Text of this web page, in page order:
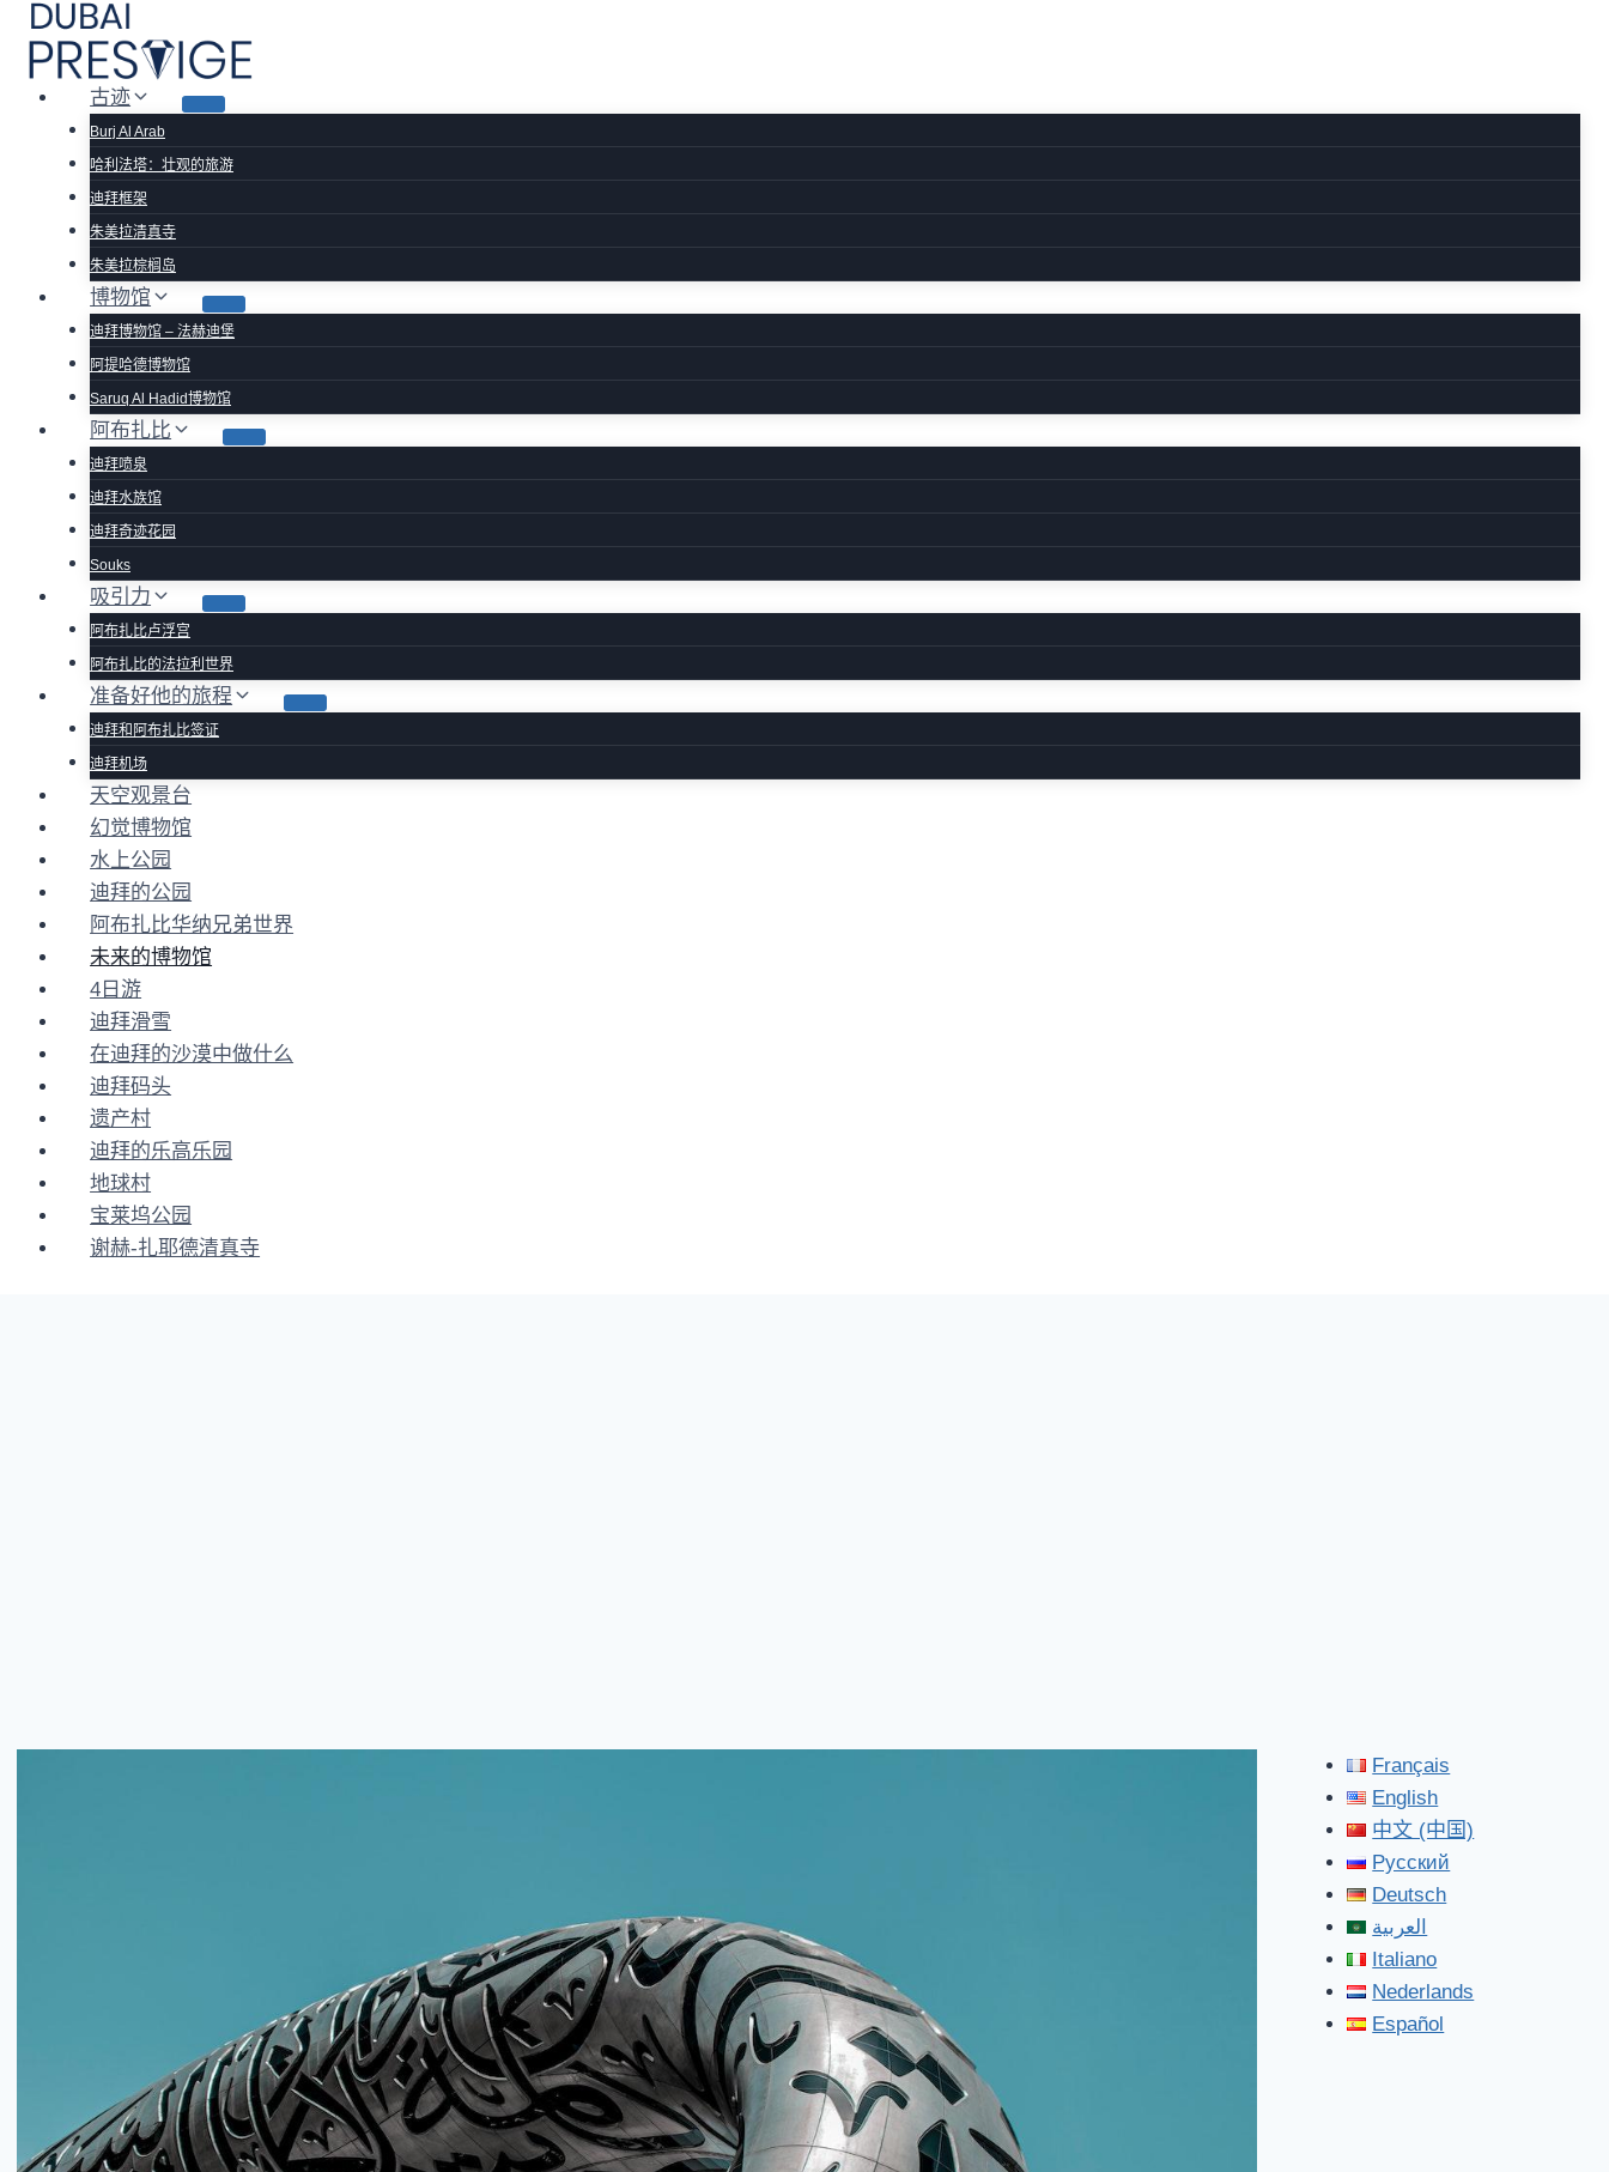
古迹
Burj Al Arab
哈利法塔：壮观的旅游
迪拜框架
朱美拉清真寺
朱美拉棕榈岛
博物馆
迪拜博物馆 – 法赫迪堡
阿提哈德博物馆
Saruq Al Hadid博物馆
阿布扎比
迪拜喷泉
迪拜水族馆
迪拜奇迹花园
Souks
吸引力
阿布扎比卢浮宫
阿布扎比的法拉利世界
准备好他的旅程
迪拜和阿布扎比签证
迪拜机场
天空观景台
幻觉博物馆
水上公园
迪拜的公园
阿布扎比华纳兄弟世界
未来的博物馆
4日游
迪拜滑雪
在迪拜的沙漠中做什么
迪拜码头
遗产村
迪拜的乐高乐园
地球村
宝莱坞公园
谢赫-扎耶德清真寺
Français
English
中文 (中国)
Русский
Deutsch
العربية
Italiano
Nederlands
Español